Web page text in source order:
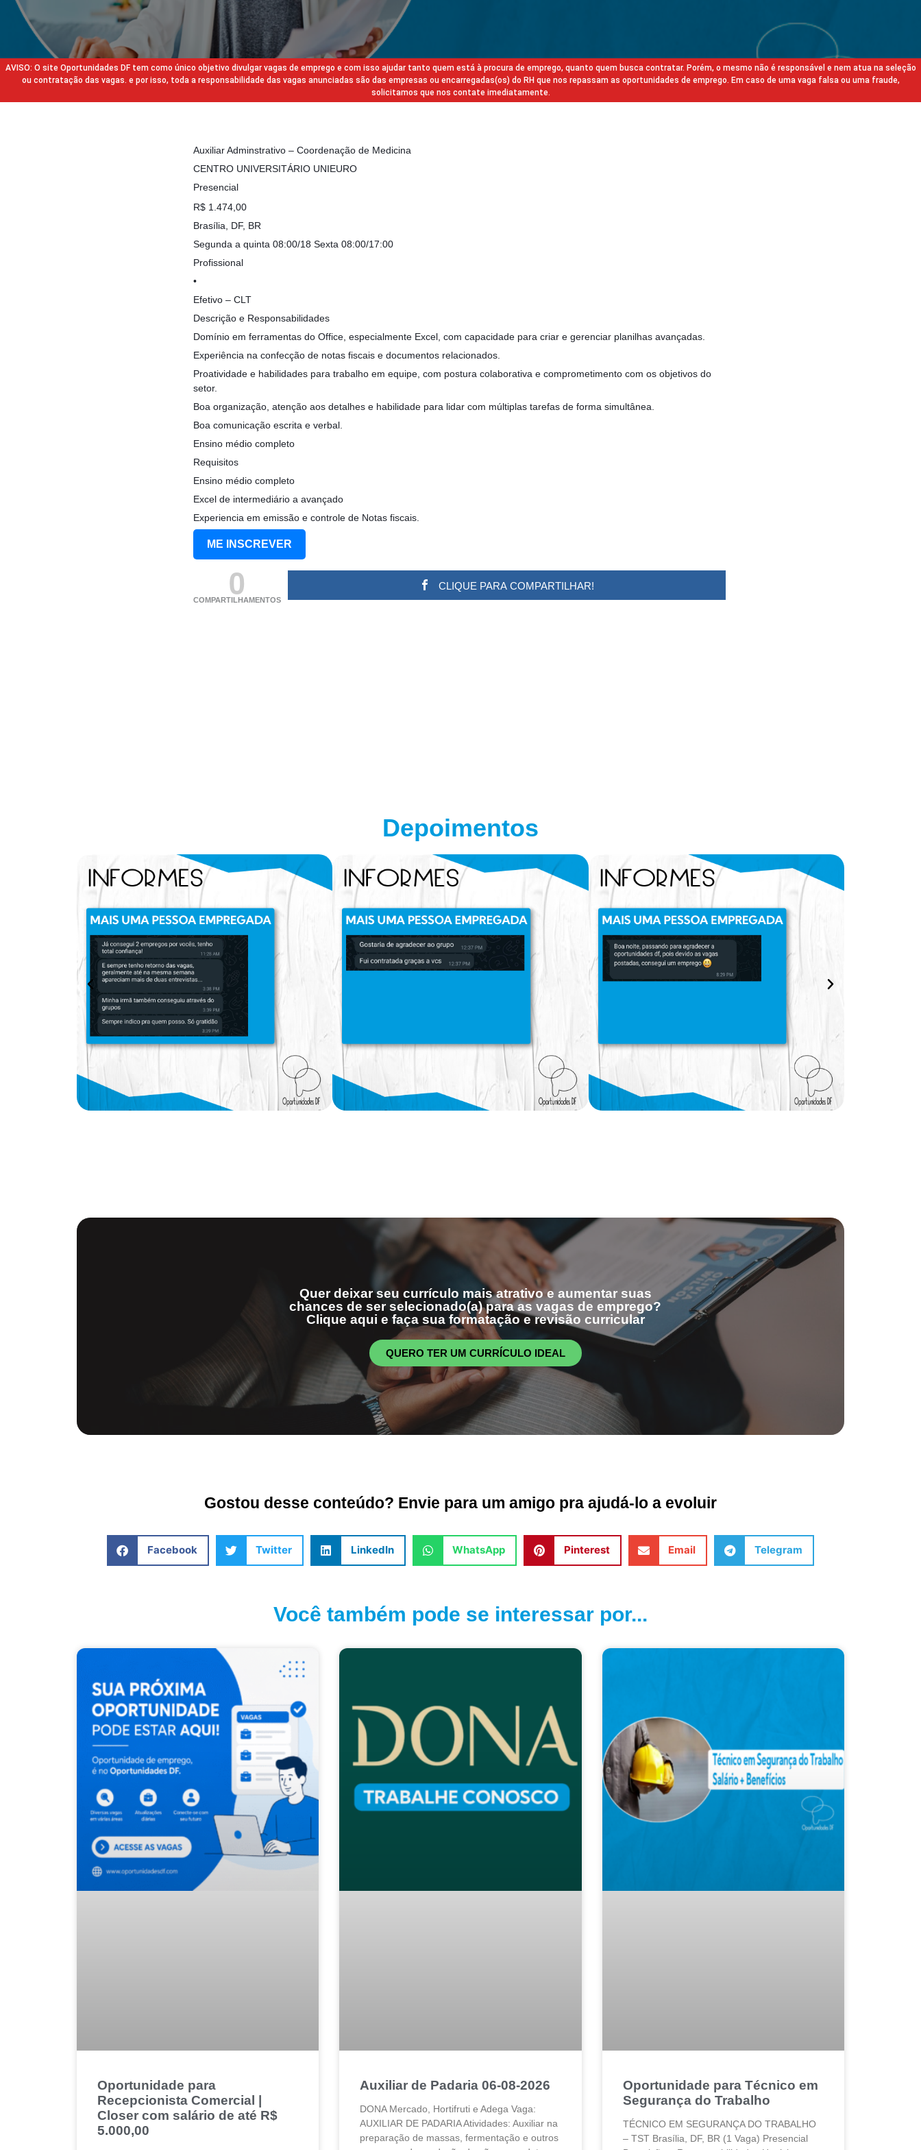
AVISO: O site Oportunidades DF tem como único objetivo divulgar vagas de emprego e com isso ajudar tanto quem está à procura de emprego, quanto quem busca contratar. Porém, o mesmo não é responsável e nem atua na seleção
ou contratação das vagas. e por isso, toda a responsabilidade das vagas anunciadas são das empresas ou encarregadas(os) do RH que nos repassam as oportunidades de emprego. Em caso de uma vaga falsa ou uma fraude,
solicitamos que nos contate imediatamente.
Auxiliar Adminstrativo – Coordenação de Medicina
CENTRO UNIVERSITÁRIO UNIEURO
Presencial
R$ 1.474,00
Brasília, DF, BR
Segunda a quinta 08:00/18 Sexta 08:00/17:00
Profissional
•
Efetivo – CLT
Descrição e Responsabilidades
Domínio em ferramentas do Office, especialmente Excel, com capacidade para criar e gerenciar planilhas avançadas.
Experiência na confecção de notas fiscais e documentos relacionados.
Proatividade e habilidades para trabalho em equipe, com postura colaborativa e comprometimento com os objetivos do
setor.
Boa organização, atenção aos detalhes e habilidade para lidar com múltiplas tarefas de forma simultânea.
Boa comunicação escrita e verbal.
Ensino médio completo
Requisitos
Ensino médio completo
Excel de intermediário a avançado
Experiencia em emissão e controle de Notas fiscais.
ME INSCREVER
0
COMPARTILHAMENTOS
CLIQUE PARA COMPARTILHAR!
Depoimentos
Quer deixar seu currículo mais atrativo e aumentar suas
chances de ser selecionado(a) para as vagas de emprego?
Clique aqui e faça sua formatação e revisão curricular
QUERO TER UM CURRÍCULO IDEAL
Gostou desse conteúdo? Envie para um amigo pra ajudá-lo a evoluir
Facebook Twitter LinkedIn WhatsApp Pinterest Email Telegram
Você também pode se interessar por...
Oportunidade para
Recepcionista Comercial |
Closer com salário de até R$
5.000,00
Auxiliar de Padaria 06-08-2026
DONA Mercado, Hortifruti e Adega Vaga:
AUXILIAR DE PADARIA Atividades: Auxiliar na
preparação de massas, fermentação e outros
Oportunidade para Técnico em
Segurança do Trabalho
TÉCNICO EM SEGURANÇA DO TRABALHO
– TST Brasília, DF, BR (1 Vaga) Presencial